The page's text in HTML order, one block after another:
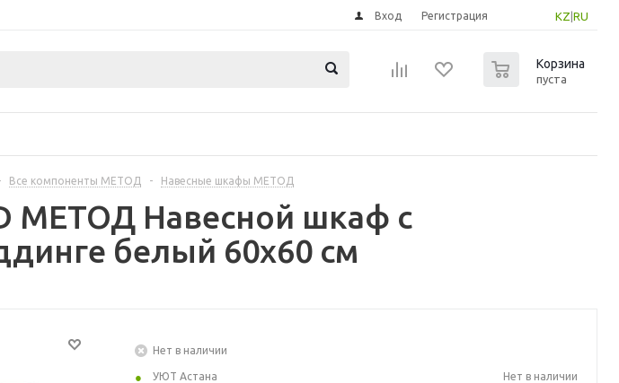
KZ RU
Вход Регистрация
Корзина
пуста
Все компоненты МЕТОД - Навесные шкафы МЕТОД
МЕТОД Навесной шкаф с
белый 60x60 см
Нет в наличии
УЮТ Астана
Нет в наличии